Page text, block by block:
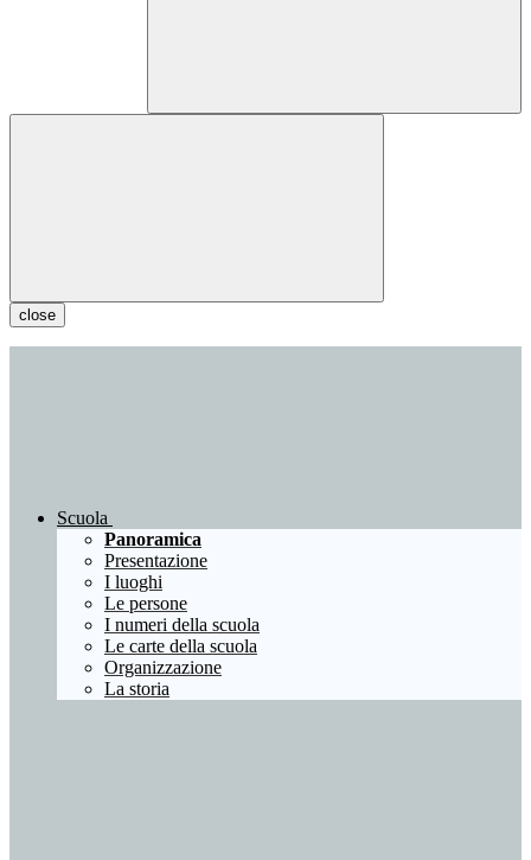
close
Scuola
Panoramica
Presentazione
I luoghi
Le persone
I numeri della scuola
Le carte della scuola
Organizzazione
La storia